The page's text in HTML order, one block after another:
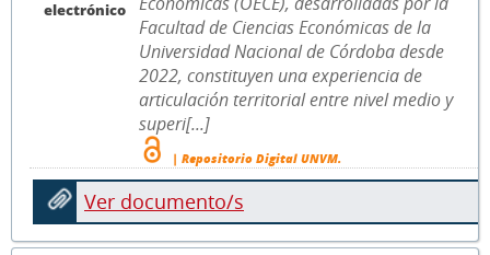
electrónico
Facultad de Ciencias Económicas de la
Universidad Nacional de Córdoba desde
2022, constituyen una experiencia de
articulación territorial entre nivel medio y
superi[...]
| Repositorio Digital UNVM.
Ver documento/s